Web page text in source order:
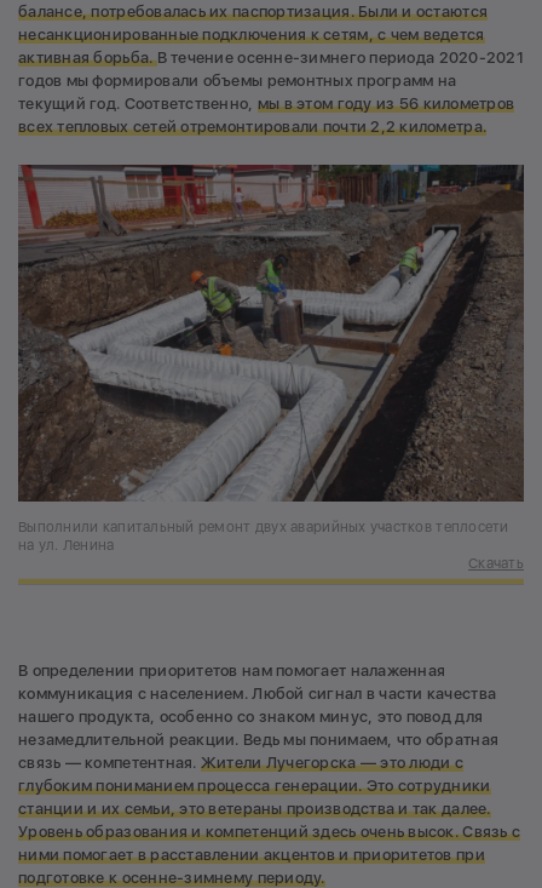
балансе, потребовалась их паспортизация. Были и остаются
несанкционированные подключения к сетям, с чем ведется
активная борьба.В течение осенне-зимнего периода 2020-2021
годов мы формировали объемы ремонтных программ на
текущий год. Соответственно, мы в этом году из 56 километров
всех тепловых сетей отремонтировали почти 2,2 километра.
Выполнили капитальный ремонт двух аварийных участков теплосети
на ул. Ленина
Скачать
В определении приоритетов нам помогает налаженная
коммуникация с населением. Любой сигнал в части качества
нашего продукта, особенно со знаком минус, это повод для
незамедлительной реакции. Ведь мы понимаем, что обратная
связь — компетентная. Жители Лучегорска — это люди с
глубоким пониманием процесса генерации. Это сотрудники
станции и их семьи, это ветераны производства и так далее.
Уровень образования и компетенций здесь очень высок. Связь с
ними помогает в расставлении акцентов и приоритетов при
подготовке к осенне-зимнему периоду.